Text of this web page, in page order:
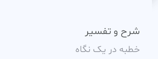
شرح و تفسیر
خطبه در يک نگاه